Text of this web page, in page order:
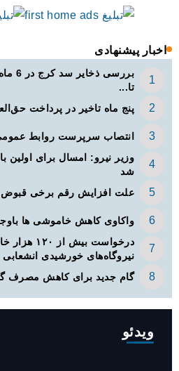
اخبار پیشنهادی
تا...
پنج ماه تاخیر در پرداخت
انتصاب سرپرست روابط
وزیر نیرو: امسال برای
شد
علت افزایش رقم برخی قبوض
واکاوی کاهش خاموشی ها
درخواست بیش
نیروگاه‌های خورشیدی انشعابی
گام جدید برای کاهش مصرف
ویدئو